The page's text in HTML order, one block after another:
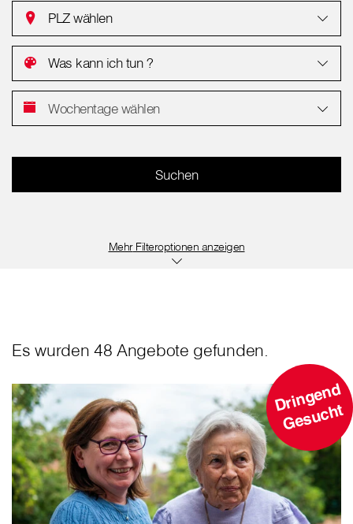
PLZ wählen
Was kann ich tun ?
Wochentage wählen
Filteroptionen anzeigen
Es wurden 48 Angebote gefunden.
D
ri
n
g
e
n
d
G
e
s
u
c
ht